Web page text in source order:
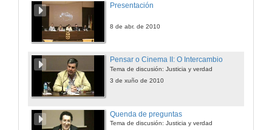
Presentación
8 de abr. de 2010
Pensar o Cinema II: O Intercambio
Tema de discusión: Justicia y verdad
3 de xuño de 2010
Quenda de preguntas
Tema de discusión: Justicia y verdad